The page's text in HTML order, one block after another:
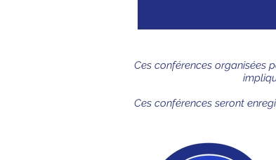
Ces conférences organisées
Ces conférences seront